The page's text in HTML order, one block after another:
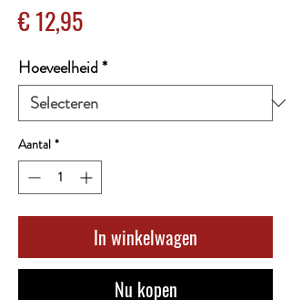
€ 12,95Prijs
Hoeveelheid*
Aantal *
In winkelwagen
Nu kopen